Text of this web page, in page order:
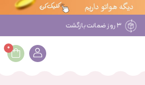
۳ روز ضمانت بازگشت
0